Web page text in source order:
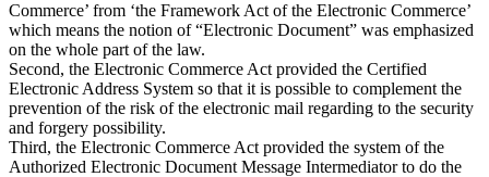
Commerce’ from ‘the Framework Act of the Electronic Commerce’
which means the notion of “Electronic Document” was emphasized
on the whole part of the law.
Second, the Electronic Commerce Act provided the Certified
Electronic Address System so that it is possible to complement the
prevention of the risk of the electronic mail regarding to the security
and forgery possibility.
Third, the Electronic Commerce Act provided the system of the
Authorized Electronic Document Message Intermediator to do the